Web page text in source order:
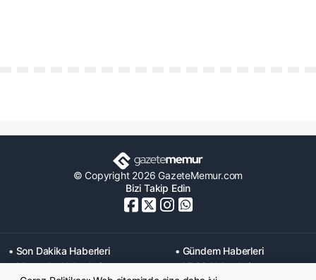
© Copyright 2026 GazeteMemur.com
Bizi Takip Edin
• Son Dakika Haberleri
• Gündem Haberleri
• Memurlar Haberleri
• KPSS Haberleri